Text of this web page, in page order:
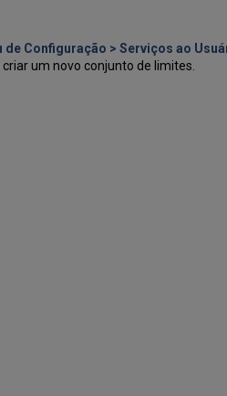
de Configuração > Serviços ao
um novo conjunto de limites.